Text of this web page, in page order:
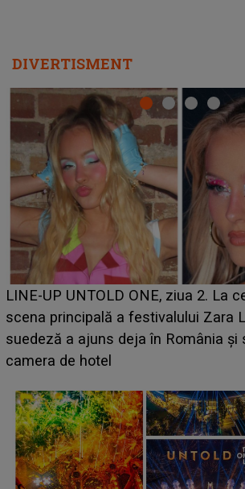
DIVERTISMENT
Ce a dezvăluit noua concurentă din
luat prin surprindere pe Emanuel.
BĂIATUL VIZAT de Alexandra?!
faptului împlinit, A RECUNOSCUT